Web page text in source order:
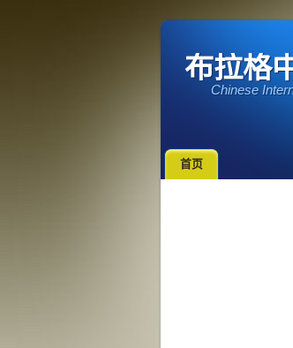
布拉格
Chinese
首页